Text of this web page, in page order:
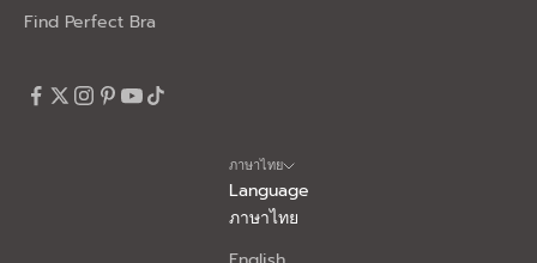
Find Perfect Bra
ภาษาไทย
Language
ภาษาไทย